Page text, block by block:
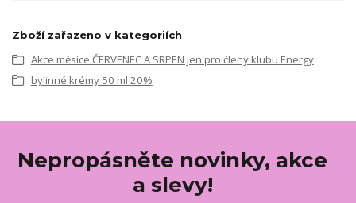
Zboží zařazeno v kategoriích
Akce měsíce ČERVENEC A SRPEN jen pro členy klubu Energy
bylinné krémy 50 ml 20%
Nepropásněte novinky, akce
a slevy!